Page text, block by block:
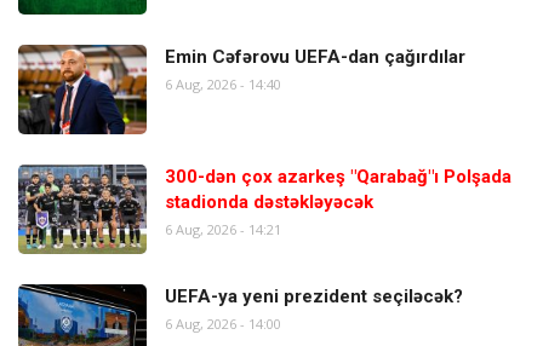
Emin Cəfərovu UEFA-dan çağırdılar
6 Aug, 2026 - 14:40
300-dən çox azarkeş "Qarabağ"ı Polşada
stadionda dəstəkləyəcək
6 Aug, 2026 - 14:21
UEFA-ya yeni prezident seçiləcək?
6 Aug, 2026 - 14:00